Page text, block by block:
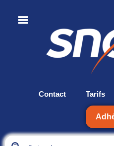
Contact Tarifs